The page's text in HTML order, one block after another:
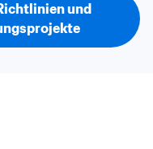
und